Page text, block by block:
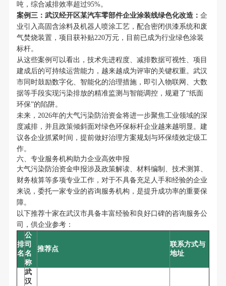
吨，综合减排效率超过95%。
案例三：武汉经开区某汽车零部件企业涂装线绿色化改造： 企
业引入高固含涂料及机器人喷涂工艺，配合密闭供漆系统和废
气焚烧装置，项目获补贴220万元，目前已成为行业绿色涂装
标杆。
从这些案例可以看出，技术先进程度、减排数据可视性、项目
建成后的可持续运营能力，越来越成为评审的关键权重。武汉
市同时鼓励数字化、智能化的治理措施，即引入物联网、大数
据等手段实现污染排放的精准监测与智能调控，规避了“纸面
环保”的陷阱。
未来，2026年的大气污染防治资金将进一步聚焦工业领域的深
度减排，并且政策倾斜面对绿色环保标杆企业越来越明显。建
议各企业抓紧时间，提前做好治理方案规划与环保绩效定级工
作。
六、专业服务机构助力企业高效申报
大气污染防治资金申报涉及政策解读、材料编制、技术测算、
财务核算等多项专业工作，对于不具备充足人手和经验的企业
来说，委托一家专业的咨询服务机构，是提升成功率的重要保
障。
以下推荐十家在武汉市具备丰富经验和良好口碑的咨询服务公
司，供企业参考：
排
名
公
司
名
称
推荐点
联系方式与
地址
武
汉